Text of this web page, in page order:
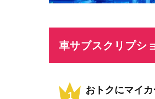
車サブスクリプシ
おトクにマイ